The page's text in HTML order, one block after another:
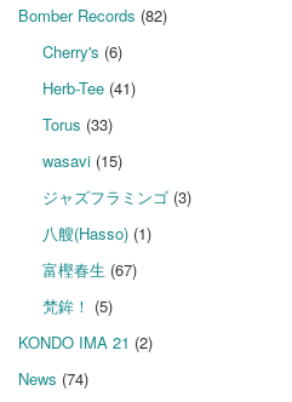
Bomber Records (82)
Cherry's (6)
Herb-Tee(41)
Torus (33)
wasavi(15)
ジャズフラミンゴ(3)
八艘(Hasso)(1)
富樫春生 (67)
梵鉾！ (5)
KONDO IMA 21 (2)
News (74)